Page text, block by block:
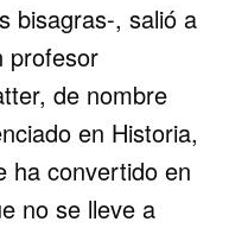
bisagras-, salió a
profesor
de nombre
en Historia,
ha convertido en
no se lleve a